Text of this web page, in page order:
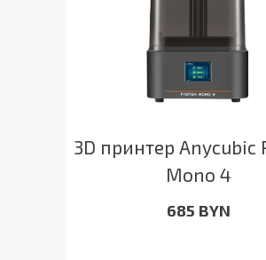
3D принтер Anycubic
Mono 4
685 BYN